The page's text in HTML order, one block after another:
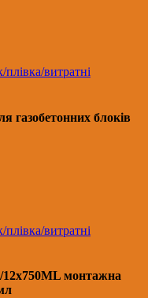
плівка/витратні
блоків
плівка/витратні
12x750ML монтажна